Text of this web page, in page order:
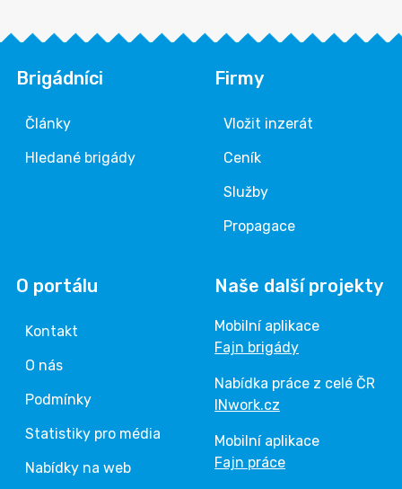
Brigádníci
Články
Hledané brigády
Firmy
Vložit inzerát
Ceník
Služby
Propagace
O portálu
Kontakt
O nás
Podmínky
Statistiky pro média
Nabídky na web
Naše další projekty
Mobilní aplikace
Fajn brigády
Nabídka práce z celé ČR
INwork.cz
Mobilní aplikace
Fajn práce